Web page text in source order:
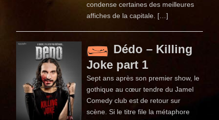
condense certaines des meilleures
affiches de la capitale. […]
Dédo – Killing
Joke part 1
Sept ans après son premier show, le
gothique au cœur tendre du Jamel
Comedy club est de retour sur
scène. Si le titre file la métaphore